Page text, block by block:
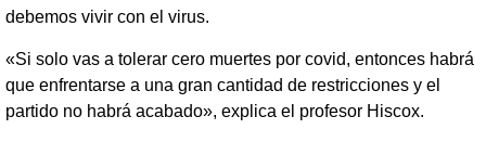
debemos vivir con el virus.
«Si solo vas a tolerar cero muertes por covid, entonces habrá
que enfrentarse a una gran cantidad de restricciones y el
partido no habrá acabado», explica el profesor Hiscox.